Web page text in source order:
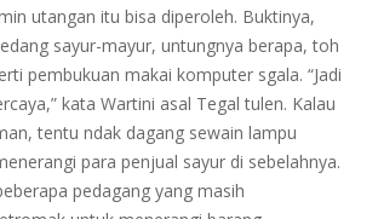
utangan itu bisa diperoleh. Buktinya,
sayur-mayur, untungnya berapa, toh
pembukuan makai komputer sgala. “Jadi
kata Wartini asal Tegal tulen. Kalau
tentu ndak dagang sewain lampu
para penjual sayur di sebelahnya.
pedagang yang masih